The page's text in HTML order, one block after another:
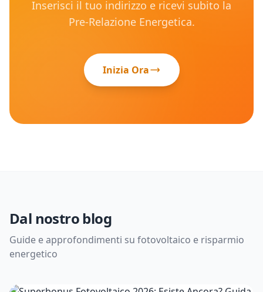
Inserisci il tuo indirizzo e ricevi subito la
Pre-Relazione Energetica.
Inizia Ora
Dal nostro blog
Guide e approfondimenti su fotovoltaico e risparmio
energetico